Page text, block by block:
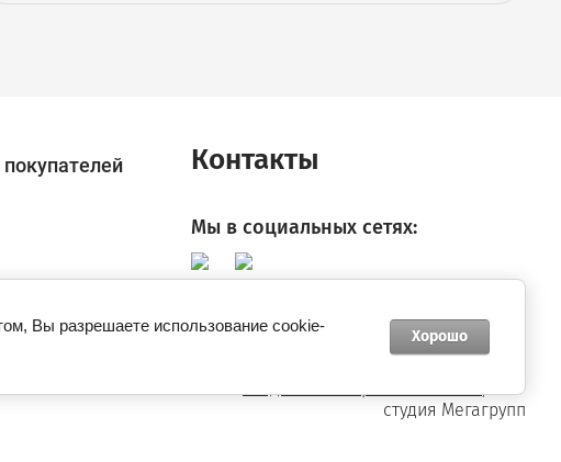
Контакты
Мы в социальных сетях:
, веб-
студия Мегагрупп
Вы разрешаете использование cookie-
Хорошо